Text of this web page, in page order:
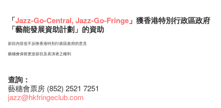
「Jazz-Go-Central,Jazz-Go-Fringe」獲香港特別行政區政府
「藝能發展資助計劃」的資助
節目內容並不反映香港特別行政區政府的意見
藝穗會保留更改節目及表演者之權利
查詢：
藝穗會票房 (852) 2521 7251
jazz@hkfringeclub.com